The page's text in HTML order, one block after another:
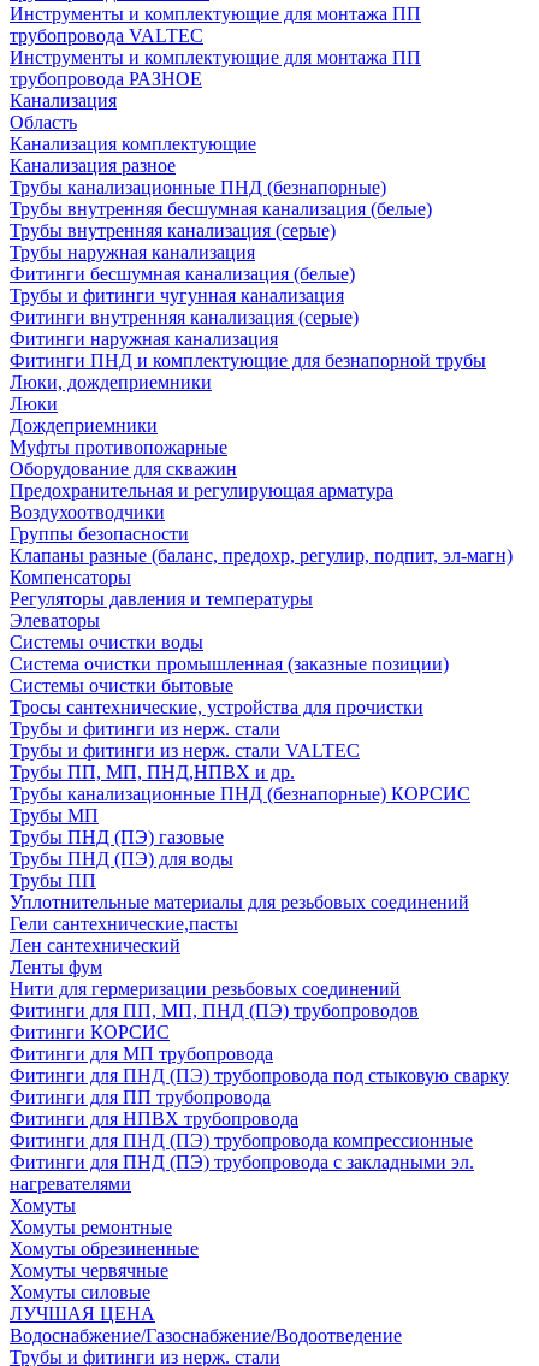
Инструменты и комплектующие для монтажа ПП
трубопровода VALTEC
Инструменты и комплектующие для монтажа ПП
трубопровода РАЗНОЕ
Канализация
Область
Канализация комплектующие
Канализация разное
Трубы канализационные ПНД (безнапорные)
Трубы внутренняя бесшумная канализация (белые)
Трубы внутренняя канализация (серые)
Трубы наружная канализация
Фитинги бесшумная канализация (белые)
Трубы и фитинги чугунная канализация
Фитинги внутренняя канализация (серые)
Фитинги наружная канализация
Фитинги ПНД и комплектующие для безнапорной трубы
Люки, дождеприемники
Люки
Дождеприемники
Муфты противопожарные
Оборудование для скважин
Предохранительная и регулирующая арматура
Воздухоотводчики
Группы безопасности
Клапаны разные (баланс, предохр, регулир, подпит, эл-магн)
Компенсаторы
Регуляторы давления и температуры
Элеваторы
Системы очистки воды
Система очистки промышленная (заказные позиции)
Системы очистки бытовые
Тросы сантехнические, устройства для прочистки
Трубы и фитинги из нерж. стали
Трубы и фитинги из нерж. стали VALTEC
Трубы ПП, МП, ПНД,НПВХ и др.
Трубы канализационные ПНД (безнапорные) КОРСИС
Трубы МП
Трубы ПНД (ПЭ) газовые
Трубы ПНД (ПЭ) для воды
Трубы ПП
Уплотнительные материалы для резьбовых соединений
Гели сантехнические,пасты
Лен сантехнический
Ленты фум
Нити для гермеризации резьбовых соединений
Фитинги для ПП, МП, ПНД (ПЭ) трубопроводов
Фитинги КОРСИС
Фитинги для МП трубопровода
Фитинги для ПНД (ПЭ) трубопровода под стыковую сварку
Фитинги для ПП трубопровода
Фитинги для НПВХ трубопровода
Фитинги для ПНД (ПЭ) трубопровода компрессионные
Фитинги для ПНД (ПЭ) трубопровода с закладными эл.
нагревателями
Хомуты
Хомуты ремонтные
Хомуты обрезиненные
Хомуты червячные
Хомуты силовые
ЛУЧШАЯ ЦЕНА
Водоснабжение/Газоснабжение/Водоотведение
Трубы и фитинги из нерж. стали